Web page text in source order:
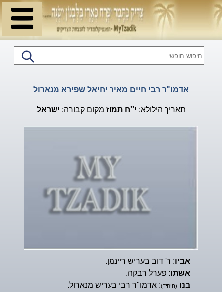
אדמו"ר רבי חיים מאיר יחיאל שפירא מנארול
תאריך הילולא: י''ח תמוז מקום קבורה: ישראל
אביו: ר' דוב בעריש ריינמן.
אשתו: פערל רבקה.
בנו (היחיד): אדמו"ר רבי בעריש מנארול.